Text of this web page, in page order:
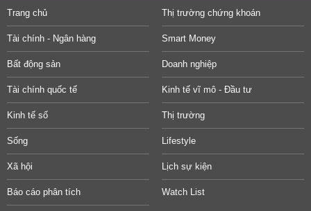
Trang chủ Thị trường chứng khoán
Tài chính - Ngân hàng Smart Money
Bất động sản Doanh nghiệp
Tài chính quốc tế Kinh tế vĩ mô - Đầu tư
Kinh tế số Thị trường
Sống Lifestyle
Xã hội Lịch sự kiện
Báo cáo phân tích Watch List